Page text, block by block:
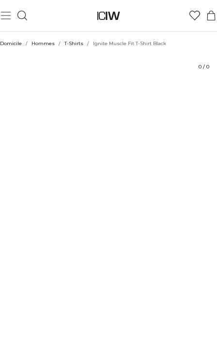
Domicile / Hommes / T-Shirts / Ignite Muscle Fit T-Shirt Black
0 / 0